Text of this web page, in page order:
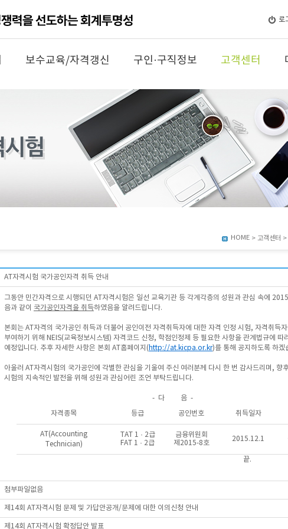
로
보수교육/자격갱신 구인·구직정보 고객센터
HOME > 고객센터 >
AT자격시험 국가공인자격 취득 안내
그동안 민간자격으로 시행되던 AT자격시험은 일선 교육기관 등 각계각층의 성원과 관심 속에
음과 같이 국가공인자격을 취득하였음을 알려드립니다.
본회는 AT자격의 국가공인 취득과 더불어 공인이전 자격취득자에 대한 자격 인정 시험, 자격취득
부여하기 위해 NEIS(교육정보시스템) 자격코드 신청, 학점인정제 등 필요한 사항을 관계법규에 따
예정입니다. 추후 자세한 사항은 본회 AT홈페이지( http://at.kicpa.or.kr)를 통해 공지하도록 하겠
아울러 AT자격시험의 국가공인에 각별한 관심을 기울여 주신 여러분께 다시 한 번 감사드리며, 향
시험의 지속적인 발전을 위해 성원과 관심어린 조언 부탁드립니다.
- 다 음 -
자격종목
등급 공인번호 취득일자
AT(Accounting
Technician)
TAT 1 · 2급
FAT 1 · 2급
금융위원회
제2015-8호
2015.12.1
끝.
첨부파일없음
제14회 AT자격시험 문제 및 가답안공개/문제에 대한 이의신청 안내
제14회 AT자격시험 확정답안 발표